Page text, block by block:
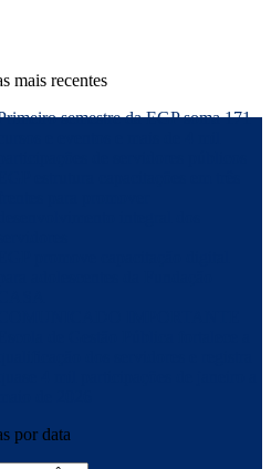
mais recentes
semestre da EGP soma 171
por data